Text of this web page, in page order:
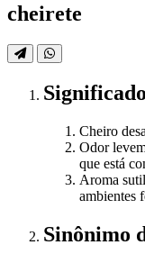
cheirete
Significado
Cheiro
Odor
que está
Aroma
ambientes
Sinônimo